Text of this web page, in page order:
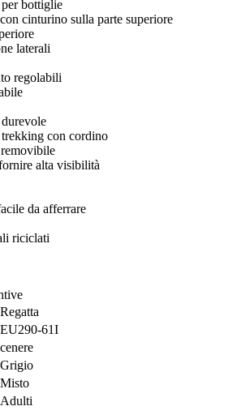
per bottiglie
cinturino sulla parte superiore
laterali
regolabili
trekking con cordino
alta visibilità
da afferrare
riciclati
Regatta
EU290-61I
cenere
Grigio
Misto
Adulti